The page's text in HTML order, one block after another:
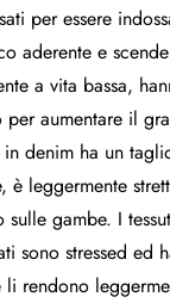
per essere
aderente e
a vita bassa,
per aumentare il
denim ha un
è leggermente
sulle gambe. I
sono stressed ed
rendono